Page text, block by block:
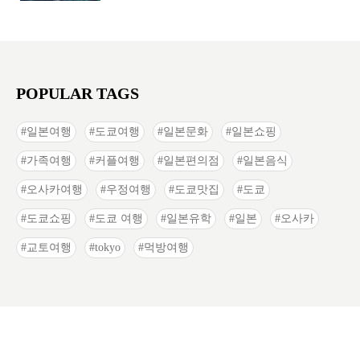
POPULAR TAGS
일본여행 도쿄여행 일본문화 일본쇼핑
가족여행 커플여행 일본편의점 일본음식
오사카여행 우정여행 도쿄맛집 도쿄
도쿄쇼핑 도쿄 여행 일본유학 일본 오사카
교토여행 tokyo 먹방여행